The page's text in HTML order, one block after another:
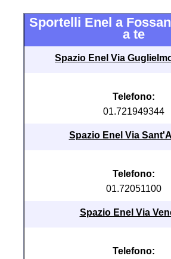
Sportelli Enel a
a te
Spazio Enel Via
Telefono:
01.721949344
Spazio Enel Via
Telefono:
01.72051100
Spazio Enel Via
Telefono: